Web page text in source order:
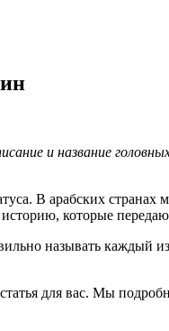
и название
В арабских
которые
называть каждый
для вас. Мы